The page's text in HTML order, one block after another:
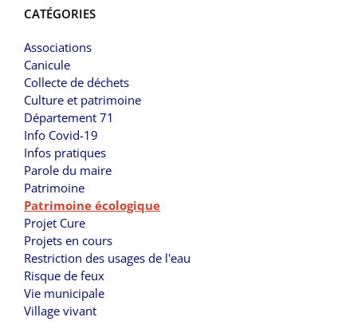
CATÉGORIES
Associations
Canicule
Collecte de déchets
Culture et patrimoine
Département 71
Info Covid-19
Infos pratiques
Parole du maire
Patrimoine
Patrimoine écologique
Projet Cure
Projets en cours
Restriction des usages de l'eau
Risque de feux
Vie municipale
Village vivant